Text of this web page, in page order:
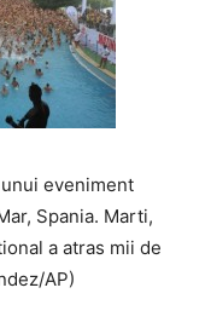
eveniment
Spania. Marti,
a atras mii de
AP)